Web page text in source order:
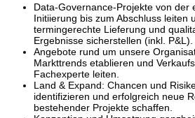
Data-Governance-Projekte von der
Initiierung bis zum Abschluss leiten
termingerechte Lieferung und
Ergebnisse sicherstellen (inkl. P&L).
Angebote rund um unsere
Markttrends etablieren und
Fachexperte leiten.
Land & Expand: Chancen und
identifizieren und erfolgreich neue
bestehender Projekte schaffen.